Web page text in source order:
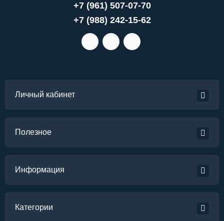
+7 (961) 507-07-70
+7 (988) 242-15-62
Личный кабинет
Полезное
Информация
Категории